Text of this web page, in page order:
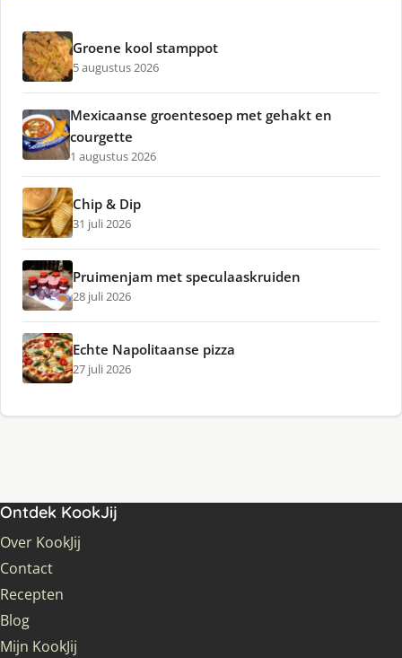
Groene kool stamppot
5 augustus 2026
Mexicaanse groentesoep met gehakt en
courgette
1 augustus 2026
Chip & Dip
31 juli 2026
Pruimenjam met speculaaskruiden
28 juli 2026
Echte Napolitaanse pizza
27 juli 2026
Ontdek KookJij
Over KookJij
Contact
Recepten
Blog
Mijn KookJij